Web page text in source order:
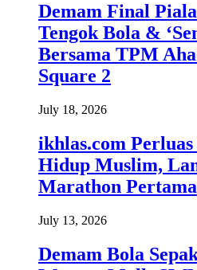
Demam Final
Tengok Bola &
Bersama TPM
Square 2
July 18, 2026
ikhlas.com
Hidup Muslim,
Marathon Pertama
July 13, 2026
Demam Bola